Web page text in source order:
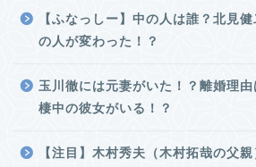
【ふなっしー】中の人は誰？北見
の人が変わった！？
玉川徹には元妻がいた！？離婚理
棲中の彼女がいる！？
【注目】木村秀夫（木村拓哉の父